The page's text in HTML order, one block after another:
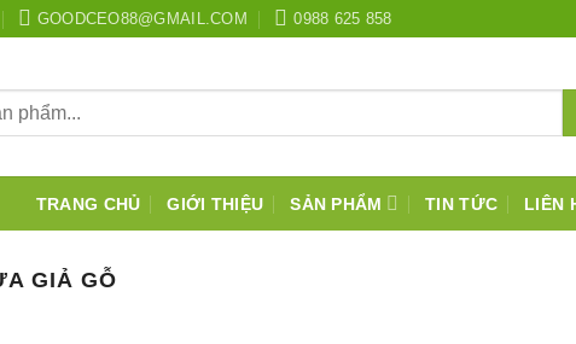
GOODCEO88@GMAIL.COM 0988 625 858
TRANG CHỦ GIỚI THIỆU SẢN PHẨM TIN TỨC LIÊN
GIẢ GỖ